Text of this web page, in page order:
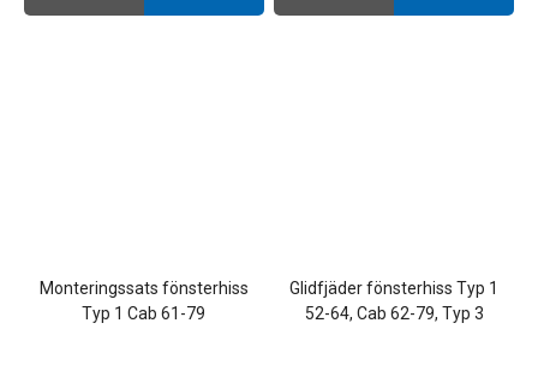
Monteringssats fönsterhiss
Typ 1 Cab 61-79
Glidfjäder fönsterhiss Typ 1
52-64, Cab 62-79, Typ 3